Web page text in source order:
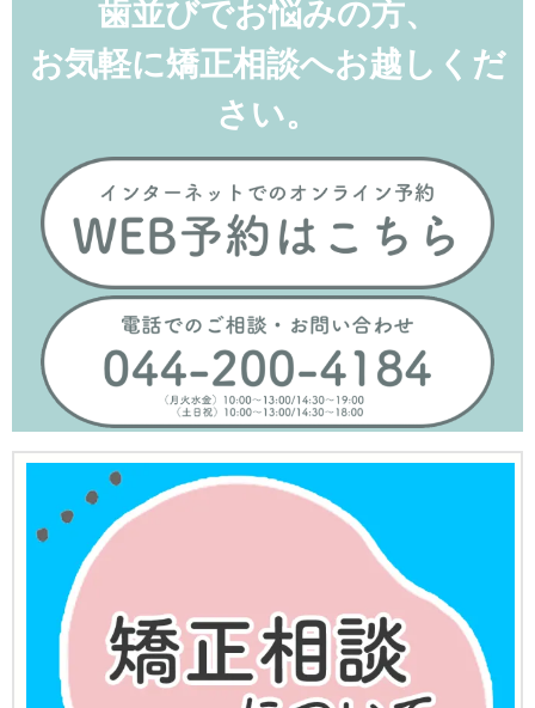
Twitter
有
(新
し
ウ
で
き
ま
す)
に
は
リ
ッ
ク
さ
(新
し
い
ウ
ィ
ン
ウ
で
開
き
す)
歯並びでお悩みの方、
お気軽に矯正相談へお越しくだ
さい。